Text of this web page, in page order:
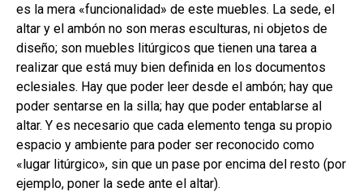
es la mera «funcionalidad» de este muebles. La sede, el
altar y el ambón no son meras esculturas, ni objetos de
diseño; son muebles litúrgicos que tienen una tarea a
realizar que está muy bien definida en los documentos
eclesiales. Hay que poder leer desde el ambón; hay que
poder sentarse en la silla; hay que poder entablarse al
altar. Y es necesario que cada elemento tenga su propio
espacio y ambiente para poder ser reconocido como
«lugar litúrgico», sin que un pase por encima del resto (por
ejemplo, poner la sede ante el altar).